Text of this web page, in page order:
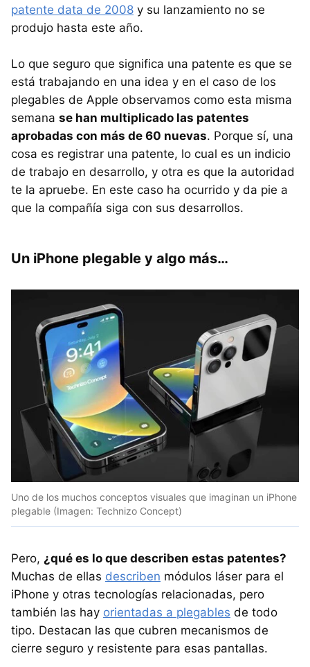
patente data de 2008 y su lanzamiento no se
produjo hasta este año.
Lo que seguro que significa una patente es que se
está trabajando en una idea y en el caso de los
plegables de Apple observamos como esta misma
semana se han multiplicado las patentes
aprobadas con más de 60 nuevas. Porque sí, una
cosa es registrar una patente, lo cual es un indicio
de trabajo en desarrollo, y otra es que la autoridad
te la apruebe. En este caso ha ocurrido y da pie a
que la compañía siga con sus desarrollos.
Un iPhone plegable y algo más…
Uno de los muchos conceptos visuales que imaginan un iPhone
plegable (Imagen: Technizo Concept)
Pero, ¿qué es lo que describen estas patentes?
Muchas de ellas describen módulos láser para el
iPhone y otras tecnologías relacionadas, pero
también las hay orientadas a plegables de todo
tipo. Destacan las que cubren mecanismos de
cierre seguro y resistente para esas pantallas.